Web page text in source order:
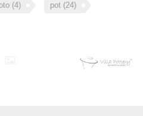
(4) pot (24)